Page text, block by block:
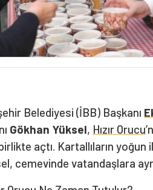
Belediyesi (İBB) Başkanı
Gökhan Yüksel, Hızır Orucu
açtı. Kartallıların
cemevinde vatandaşlara